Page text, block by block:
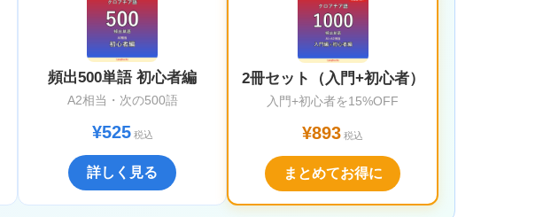
頻出500単語 初心者編
A2相当・次の500語
¥525税込
詳しく見る
2冊セット（入門+初心者）
入門+初心者を15%OFF
¥893 税込
まとめてお得に